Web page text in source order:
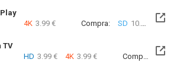
4K 3.99 € Compra: SD 10.99 € 4K
TV
HD 3.99 € 4K 3.99 € Compra: SD